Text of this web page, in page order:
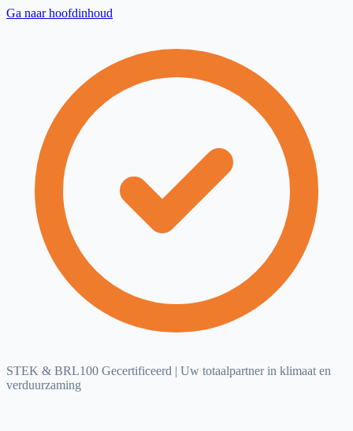
Ga naar hoofdinhoud
STEK & BRL100 Gecertificeerd | Uw totaalpartner in klimaat en
verduurzaming